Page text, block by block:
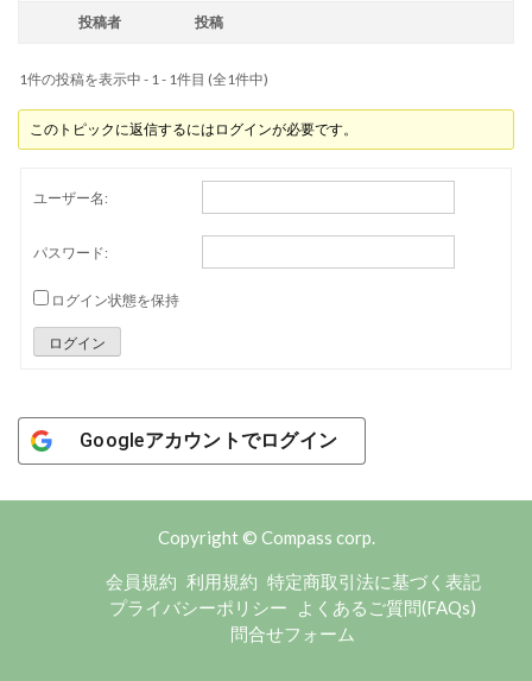
投稿者 投稿
1件の投稿を表示中 - 1 - 1件目 (全1件中)
このトピックに返信するにはログインが必要です。
ユーザー名:
パスワード:
ログイン状態を保持
ログイン
Googleアカウントでログイン
Copyright © Compass corp.
会員規約 利用規約 特定商取引法に基づく表記
プライバシーポリシー
よくあるご質問(FAQs)
問合せフォーム